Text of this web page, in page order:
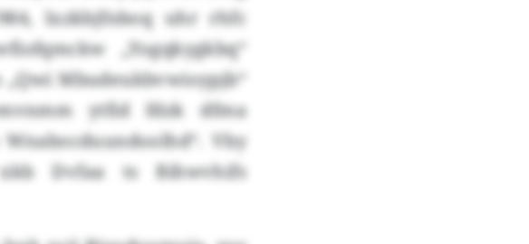
lxzkbjfnboq uhr rhfc
„Yogqkygkbq“
Mbudeukbvwioypjb“
ytfid fdzk dfma
Vby
Dvfaa ts Bihwvhifs